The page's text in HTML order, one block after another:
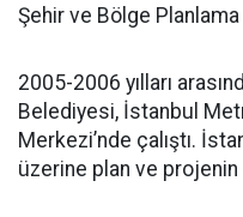
Şehir ve Bölge
2005-2006 yılları
Belediyesi, İstanbul
Merkezi’nde çalıştı.
üzerine plan ve